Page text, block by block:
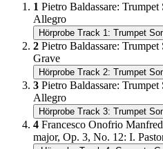
1 Pietro Baldassare: Trumpet
Allegro
Hörprobe Track 1: Trumpet
2 Pietro Baldassare: Trumpet
Grave
Hörprobe Track 2: Trumpet
3 Pietro Baldassare: Trumpet
Allegro
Hörprobe Track 3: Trumpet
4 Francesco Onofrio
major, Op. 3, No. 12: I.